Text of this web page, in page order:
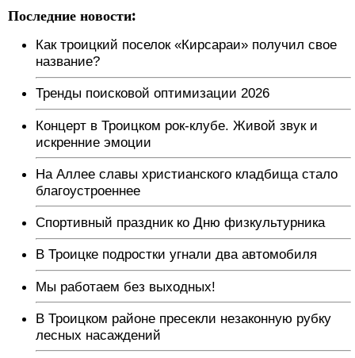
Последние новости:
Как троицкий поселок «Кирсараи» получил свое
название?
Тренды поисковой оптимизации 2026
Концерт в Троицком рок-клубе. Живой звук и
искренние эмоции
На Аллее славы христианского кладбища стало
благоустроеннее
Спортивный праздник ко Дню физкультурника
В Троицке подростки угнали два автомобиля
Мы работаем без выходных!
В Троицком районе пресекли незаконную рубку
лесных насаждений